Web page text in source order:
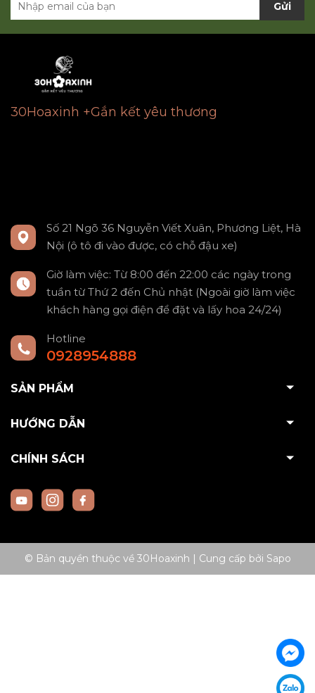
Gửi
30Hoaxinh +Gắn kết yêu thương
Số 21 Ngõ 36 Nguyễn Viết Xuân, Phương Liệt, Hà
Nội (ô tô đi vào được, có chỗ đậu xe)
Giờ làm việc: Từ 8:00 đến 22:00 các ngày trong
tuần từ Thứ 2 đến Chủ nhật (Ngoài giờ làm việc
khách hàng gọi điện để đặt và lấy hoa 24/24)
Hotline
0928954888
SẢN PHẨM
HƯỚNG DẪN
CHÍNH SÁCH
© Bản quyền thuộc về 30Hoaxinh | Cung cấp bởi Sapo